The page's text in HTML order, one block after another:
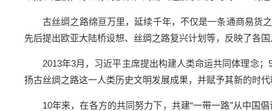
古丝绸之路绵亘万里，延续千年，不仅是一条通商易货
先后提出欧亚大陆桥设想、丝绸之路复兴计划等，反映了各
2013年3月，习近平主席提出构建人类命运共同体理念；
扬古丝绸之路这一人类历史文明发展成果，并赋予其新的时
10年来，在各方的共同努力下，共建“一带一路”从中国